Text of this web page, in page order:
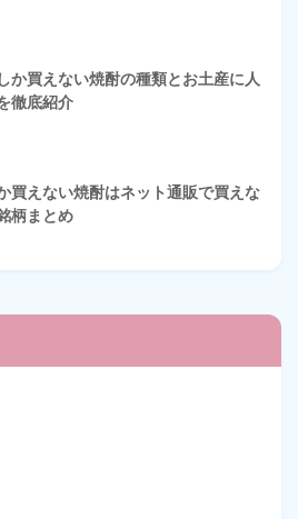
か買えない焼酎の種類とお土産に人
徹底紹介
買えない焼酎はネット通販で買えな
柄まとめ